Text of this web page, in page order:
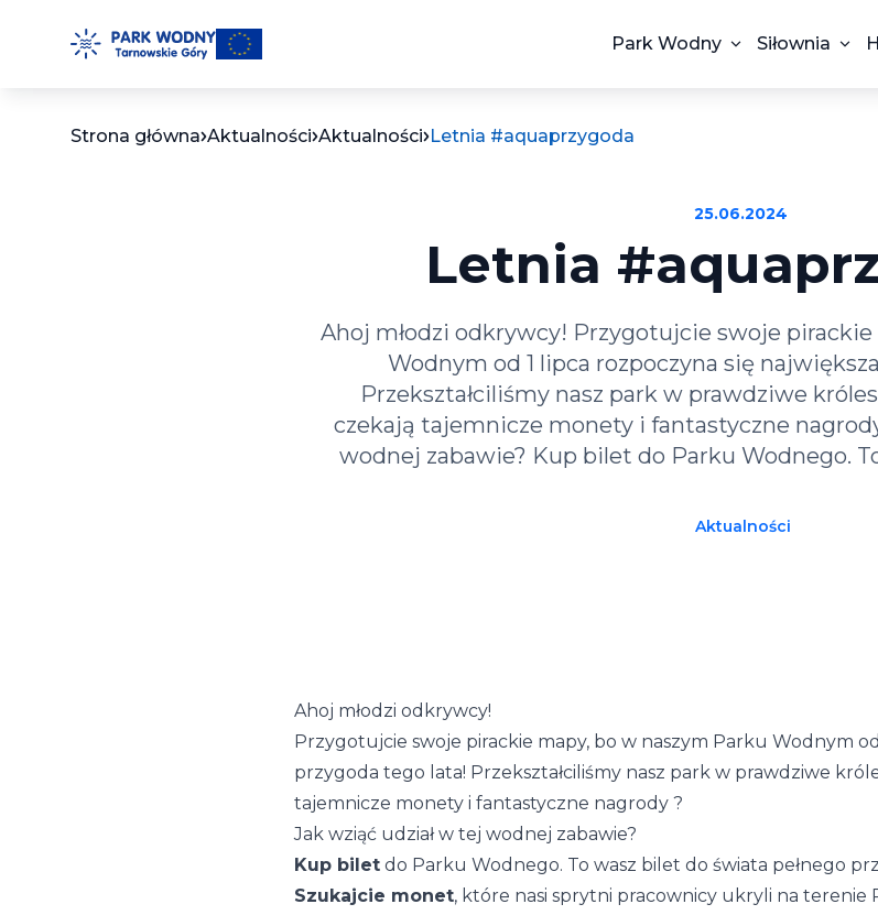
Park Wodny Siłownia
Strona główna Aktualności Aktualności Letnia #aquaprzygoda
25.06.2024
Letnia
Ahoj młodzi odkrywcy! Przygotujcie swoje
Wodnym od 1 lipca rozpoczyna się
Przekształciliśmy nasz park w prawdziwe
czekają tajemnicze monety i fantastyczne
wodnej zabawie? Kup bilet do Parku Wodnego.
Aktualności
Ahoj młodzi odkrywcy!
Przygotujcie swoje pirackie mapy, bo w naszym Parku Wodnym
przygoda tego lata! Przekształciliśmy nasz park w prawdziwe
tajemnicze monety i fantastyczne nagrody ?
Jak wziąć udział w tej wodnej zabawie?
Kup biletdo Parku Wodnego. To wasz bilet do świata pełnego
Szukajcie monet, które nasi sprytni pracownicy ukryli na terenie